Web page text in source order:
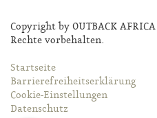
Copyright by OUTBACK
Rechte vorbehalten.
Startseite
Barrierefreiheitserklärung
Cookie-Einstellungen
Datenschutz